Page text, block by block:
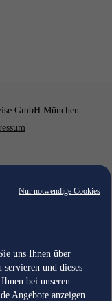
Nur notwendige Cookies
uns Ihnen über
servieren und dieses
bei unseren
Angebote anzeigen.
GmbH München